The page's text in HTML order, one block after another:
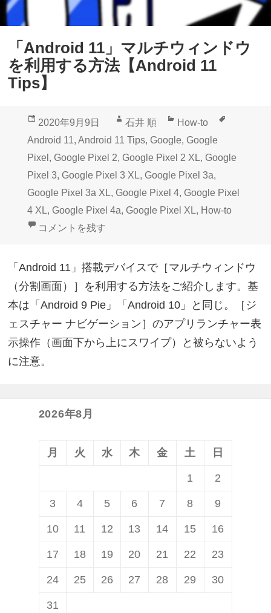
「Android 11」マルチウィンドウ
を利用する方法【Android 11
Tips】
投
稿
日:
2020年9月9日
作
成
者
石井 順
カ
テ
ゴ
リ
ー
How-to
Android 11, Android 11 Tips, Google, Google
Pixel , Google Pixel 2, Google Pixel 2 XL, Google
Pixel 3, Google Pixel 3 XL, Google Pixel 3a,
Google Pixel 3a XL, Google Pixel 4, Google Pixel
4 XL, Google Pixel 4a, Google Pixel XL, How-to
「Android 11」マルチウィンドウを利用する方法【
コメントを残す
「Android 11」搭載デバイスで［マルチウィンドウ
（分割画面）］を利用する方法をご紹介します。基
本は「Android 9 Pie」「Android 10」と同じ。［ジ
ェスチャー ナビゲーション］のアプリランチャー表
示操作（画面下から上にスワイプ）と被らないよう
に注意。
2026年8月
月 火 水 木 金 土 日
1 2
3 4 5 6 7 8 9
10 11 12 13 14 15 16
17 18 19 20 21 22 23
24 25 26 27 28 29 30
31